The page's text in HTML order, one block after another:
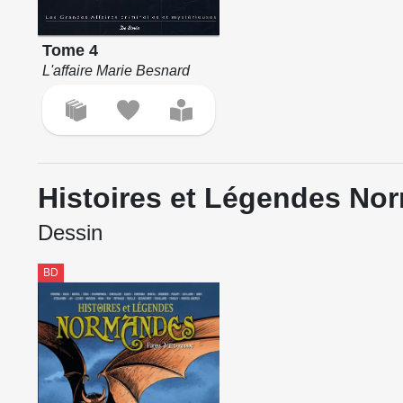
Tome 4
L'affaire Marie Besnard
Histoires et Légendes
Dessin
BD